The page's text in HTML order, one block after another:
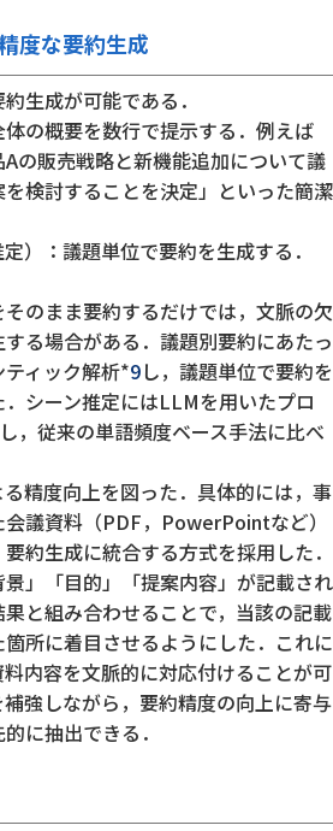
度な要約生成
生成が可能である．
体の概要を数行で提示する．例えば
Aの販売戦略と新機能追加について議
検討することを決定」といった簡潔
）：議題単位で要約を生成する．
のまま要約するだけでは，文脈の欠
る場合がある．議題別要約にあたっ
ィック解析*9し，議題単位で要約を
シーン推定にはLLMを用いたプロ
，従来の単語頻度ベース手法に比べ
精度向上を図った．具体的には，事
議資料（PDF，PowerPointなど）
約生成に統合する方式を採用した．
」「目的」「提案内容」が記載され
と組み合わせることで，当該の記載
所に着目させるようにした．これに
内容を文脈的に対応付けることが可
強しながら，要約精度の向上に寄与
に抽出できる．